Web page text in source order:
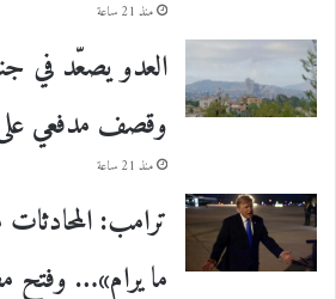
منذ 21 ساعة
العدو يصعّد في
وقصف مدفعي
منذ 21 ساعة
ترامب:
ما يرام»…